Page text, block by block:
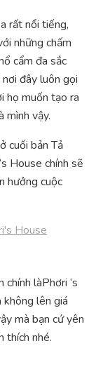
rất nổi tiếng,
những chấm
cẩm đa sắc
đây luôn gọi
họ muốn tạo ra
mình vậy.
cuối bản Tả
House chính sẽ
hưởng cuộc
làPhơri ‘s
lên giá
mà bạn cứ yên
thích nhé.